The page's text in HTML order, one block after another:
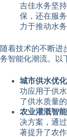
吉佳水务坚
保，还在服
力于推动水
随着技术的不断进
务智能化潮流。以
城市供水优化
功应用于供
了供水质量
农业灌溉智能
决方案，通
著提升了农